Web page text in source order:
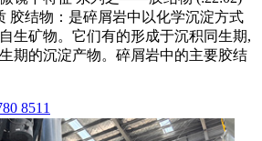
胶结物：是碎屑岩中以化学沉淀方式
生矿物。它们有的形成于沉积同生期,
期的沉淀产物。碎屑岩中的主要胶结
8511